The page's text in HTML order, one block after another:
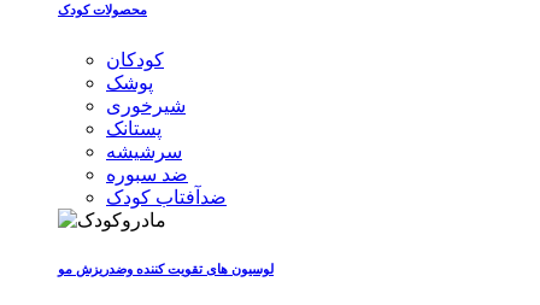
محصولات کودک
کودکان
پوشک
شیرخوری
پستانک
سرشیشه
ضد سبوره
ضدآفتاب کودک
لوسیون های تقویت کننده وضدریزش مو